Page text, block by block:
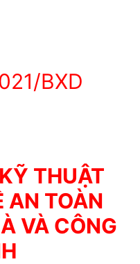
BXD
THUẬT
AN TOÀN
VÀ CÔNG